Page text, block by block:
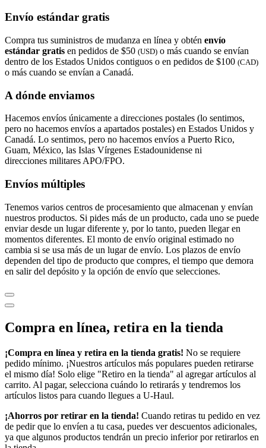
Envío estándar gratis
Compra tus suministros de mudanza en línea y obtén envío
estándar gratis en pedidos de $50 (USD) o más cuando se envían
dentro de los Estados Unidos contiguos o en pedidos de $100 (CAD)
o más cuando se envían a Canadá.
A dónde enviamos
Hacemos envíos únicamente a direcciones postales (lo sentimos,
pero no hacemos envíos a apartados postales) en Estados Unidos y
Canadá. Lo sentimos, pero no hacemos envíos a Puerto Rico,
Guam, México, las Islas Vírgenes Estadounidense ni
direcciones militares APO/FPO.
Envíos múltiples
Tenemos varios centros de procesamiento que almacenan y envían
nuestros productos. Si pides más de un producto, cada uno se puede
enviar desde un lugar diferente y, por lo tanto, pueden llegar en
momentos diferentes. El monto de envío original estimado no
cambia si se usa más de un lugar de envío. Los plazos de envío
dependen del tipo de producto que compres, el tiempo que demora
en salir del depósito y la opción de envío que selecciones.
Compra en línea, retira en la tienda
¡Compra en línea y retira en la tienda gratis! No se requiere
pedido mínimo. ¡Nuestros artículos más populares pueden retirarse
el mismo día! Solo elige "Retiro en la tienda" al agregar artículos al
carrito. Al pagar, selecciona cuándo lo retirarás y tendremos los
artículos listos para cuando llegues a U-Haul.
¡Ahorros por retirar en la tienda! Cuando retiras tu pedido en vez
de pedir que lo envíen a tu casa, puedes ver descuentos adicionales,
ya que algunos productos tendrán un precio inferior por retirarlos en